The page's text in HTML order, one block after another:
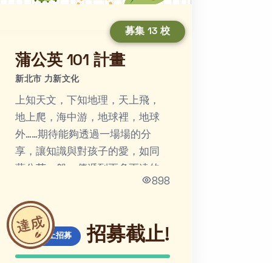
募集 13 校
蒲公英 101 計畫
新北市 力新文化
上知天文，下知地理，天上飛，
地上爬，海中游，地球裡，地球
外……期待能夠透過一場場的分
享，讓知識與對孩子的愛，如同
898
線上招募 招募截止!